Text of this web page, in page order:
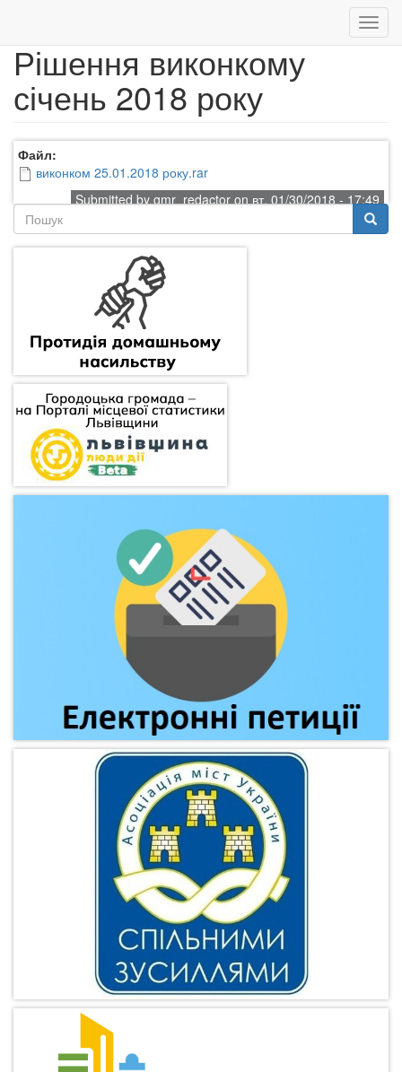
Перейти
основного
Рішення виконкому
січень 2018 року
Файл:
виконком 25.01.2018 року.rar
Submitted by gmr_redactor on вт, 01/30/2018 - 17:49
Пошукова
форма
Пошук